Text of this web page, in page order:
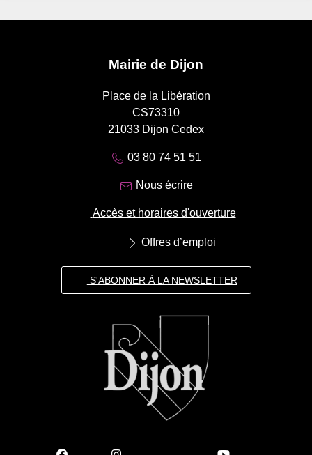
Mairie de Dijon
Place de la Libération
CS73310
21033 Dijon Cedex
03 80 74 51 51
Nous écrire
Accès et horaires d'ouverture
Offres d’emploi
S'ABONNER À LA NEWSLETTER